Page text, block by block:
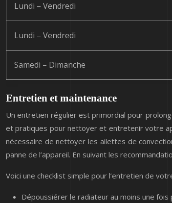
Lundi – Vendredi
Lundi – Vendredi
Samedi – Dimanche
Entretien et maintenance
Un entretien régulier est primordial pour
et pratiques pour nettoyer et entretenir votre
nécessaire de nettoyer les ailettes de
panne de l’appareil. En suivant les
Voici une checklist simple pour l’entretien de
Dépoussiérer le radiateur au moins une fois